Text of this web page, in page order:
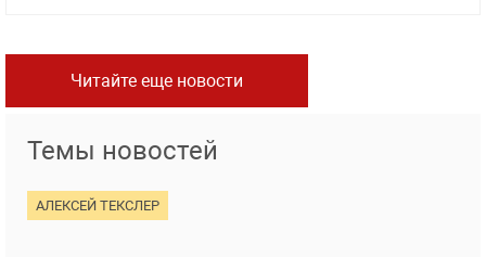
Читайте еще новости
Темы новостей
АЛЕКСЕЙ ТЕКСЛЕР